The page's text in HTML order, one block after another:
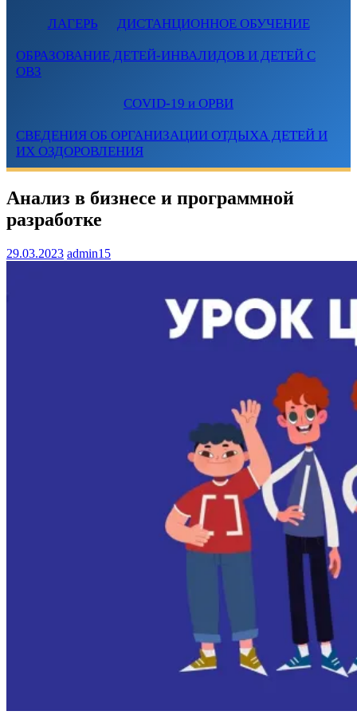
ЛАГЕРЬ ДИСТАНЦИОННОЕ ОБУЧЕНИЕ
ОБРАЗОВАНИЕ ДЕТЕЙ-ИНВАЛИДОВ И ДЕТЕЙ С
ОВЗ
COVID-19 и ОРВИ
СВЕДЕНИЯ ОБ ОРГАНИЗАЦИИ ОТДЫХА ДЕТЕЙ И
ИХ ОЗДОРОВЛЕНИЯ
Анализ в бизнесе и программной
разработке
29.03.2023 admin15